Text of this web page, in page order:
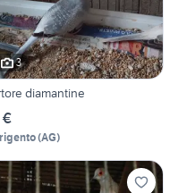
3
diamantine
€
(AG)